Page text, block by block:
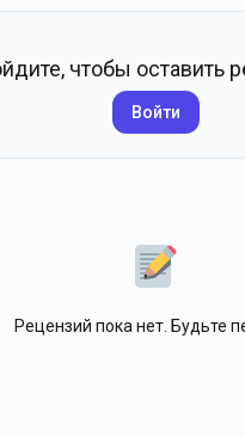
чтобы оставить
Войти
Рецензий пока нет. Будьте